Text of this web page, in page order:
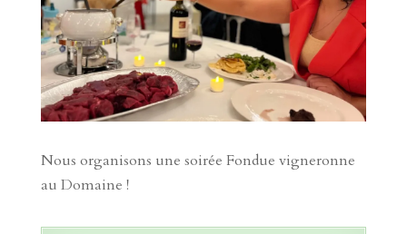
Nous organisons une soirée Fondue vigneronne
au Domaine !